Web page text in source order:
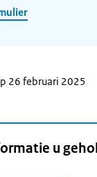
26 februari 2025
u